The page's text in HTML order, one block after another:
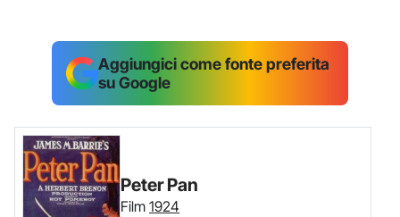
Aggiungici come fonte preferita
su Google
Peter Pan
Film 1924